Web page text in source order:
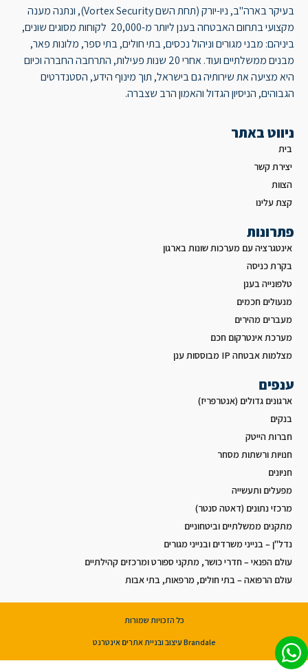
בעיקר בארה"ב, ניו-יורק (תחת השם Vortex Security), ונתנה מענה
מקצועי בתחום האבטחה בענן ליותר מ-20,000 לקוחות מסוגים שונים,
ביניהם: מבני מגורים וניהול נכסים, בתי חולים, בתי ספר, מלונות פאר,
מבנים ממשלתיים ועוד. אחרי 20 שנות פעילות, התרחבה החברה וכיום
היא מציעה את שירותיה גם בישראל, תוך מינוף הידע, הסטנדרטים
הגבוהים, הניסיון הגדול והאמון הרב שצברה.
ניווט באתר
בית
יצירת קשר
הצוות
קצת עלינו
פתרונות
אינטגרציה עם מערכות שונות בארגון
בקרת כניסה
טלפונייה בענן
מנעולים חכמים
מעברים מהירים
מערכת אינטרקום חכם
מצלמות אבטחה IP מבוססות ענן
ענפים
ארגונים גדולים (אנטרפריז)
בנקים
חברות הייטק
חנויות ורשתות מסחר
חניונים
מפעלים ותעשייה
מרכזי נתונים (דאטה סנטר)
מתקנים ממשלתיים וביטחוניים
נדל"ן – בנייני משרדים ובנייני מגורים
עולם הפנאי – חדרי כושר, מתקני ספורט ומרכזים קהילתיים
עולם הרפואה – בתי חולים, מרפאות, בתי אבות
כל הזכויות שמורות
Brandale עיצוב ובניית אתרים אינטרנט